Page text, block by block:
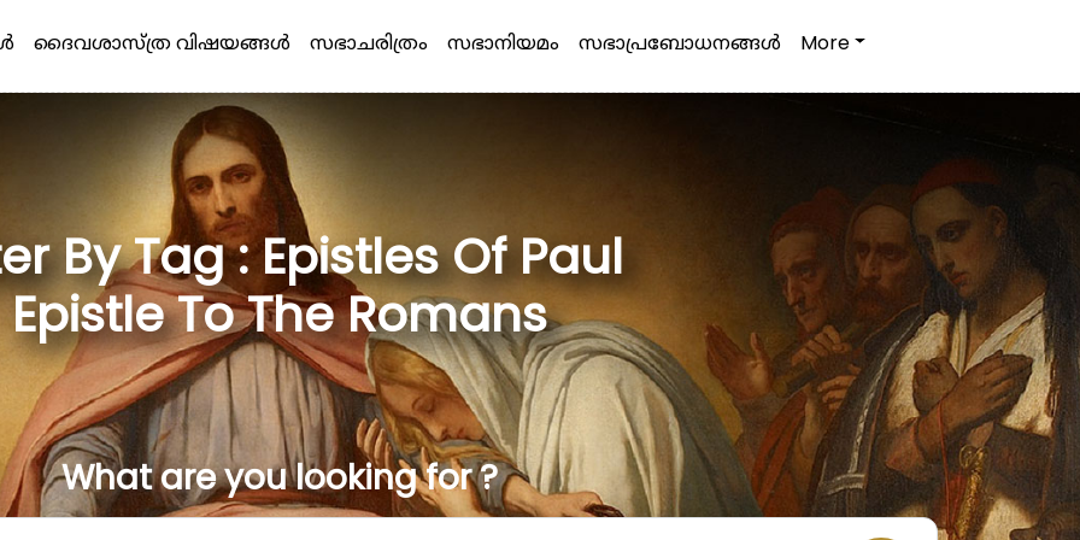
ദൈവശാസ്ത്ര വിഷയങ്ങള്‍ സഭാചരിത്രം സഭാനിയമം സഭാപ്രബോധനങ്ങള്‍ More
By Tag : Epistles Of Paul
Epistle To The Romans
What are you looking for ?